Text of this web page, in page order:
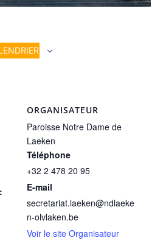
ORGANISATEUR
Paroisse Notre Dame de
Laeken
Téléphone
+32 2 478 20 95
E-mail
secretariat.laeken@ndlaeke
n-olvlaken.be
Voir le site Organisateur